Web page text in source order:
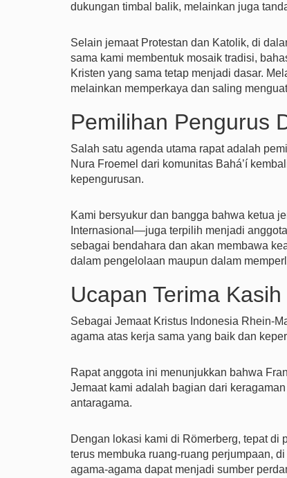
dukungan timbal balik, melainkan juga
Selain jemaat Protestan dan Katolik, di
sama kami membentuk mosaik tradisi,
Kristen yang sama tetap menjadi dasar.
melainkan memperkaya dan saling
Pemilihan Pengurus
Salah satu agenda utama rapat adalah
Nura Froemel dari komunitas Bahá’í
kepengurusan.
Kami bersyukur dan bangga bahwa ketua
Internasional—juga terpilih menjadi
sebagai bendahara dan akan membawa
dalam pengelolaan maupun dalam
Ucapan Terima
Sebagai Jemaat Kristus Indonesia Rhein-
agama atas kerja sama yang baik dan
Rapat anggota ini menunjukkan bahwa
Jemaat kami adalah bagian dari
antaragama.
Dengan lokasi kami di Römerberg, tepat di
terus membuka ruang-ruang perjumpaan,
agama-agama dapat menjadi sumber